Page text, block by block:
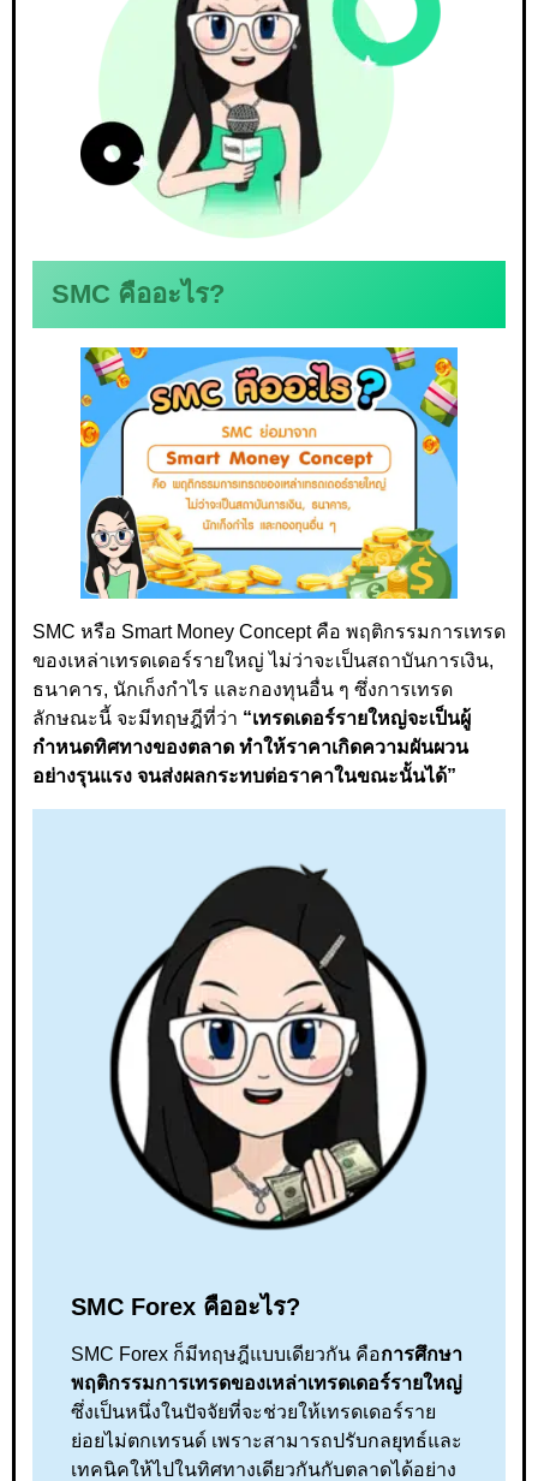
SMC คืออะไร?
SMC หรือ Smart Money Concept คือ พฤติกรรมการเทรด
ของเหล่าเทรดเดอร์รายใหญ่ ไม่ว่าจะเป็นสถาบันการเงิน,
ธนาคาร, นักเก็งกำไร และกองทุนอื่น ๆ ซึ่งการเทรด
ลักษณะนี้ จะมีทฤษฎีที่ว่า “เทรดเดอร์รายใหญ่จะเป็นผู้
กำหนดทิศทางของตลาด ทำให้ราคาเกิดความผันผวน
อย่างรุนแรง จนส่งผลกระทบต่อราคาในขณะนั้นได้”
SMC Forex คืออะไร?
SMC Forex ก็มีทฤษฎีแบบเดียวกัน คือการศึกษา
พฤติกรรมการเทรดของเหล่าเทรดเดอร์รายใหญ่
ซึ่งเป็นหนึ่งในปัจจัยที่จะช่วยให้เทรดเดอร์ราย
ย่อยไม่ตกเทรนด์ เพราะสามารถปรับกลยุทธ์และ
เทคนิคให้ไปในทิศทางเดียวกันกับตลาดได้อย่าง